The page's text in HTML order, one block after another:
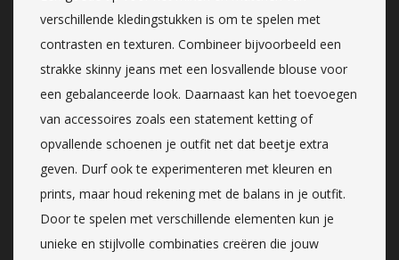
verschillende kledingstukken is om te spelen met
contrasten en texturen. Combineer bijvoorbeeld een
strakke skinny jeans met een losvallende blouse voor
een gebalanceerde look. Daarnaast kan het toevoegen
van accessoires zoals een statement ketting of
opvallende schoenen je outfit net dat beetje extra
geven. Durf ook te experimenteren met kleuren en
prints, maar houd rekening met de balans in je outfit.
Door te spelen met verschillende elementen kun je
unieke en stijlvolle combinaties creëren die jouw